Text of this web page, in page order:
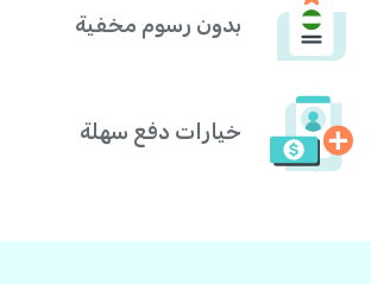
بدون رسوم مخفية
خيارات دفع سهلة